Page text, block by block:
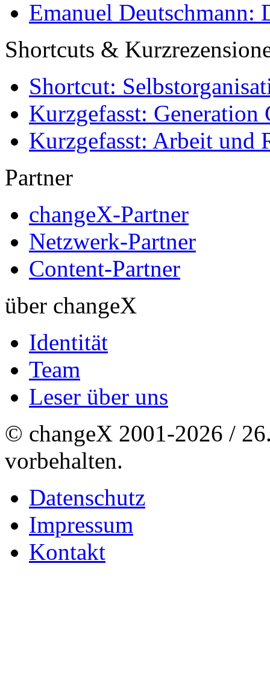
Emanuel Deutschmann:
Shortcuts &
Shortcut:
Kurzgefasst: Generation
Kurzgefasst: Arbeit und
Partner
changeX-Partner
Netzwerk-Partner
Content-Partner
über changeX
Identität
Team
Leser über uns
© changeX 2001-2026 /
vorbehalten.
Datenschutz
Impressum
Kontakt